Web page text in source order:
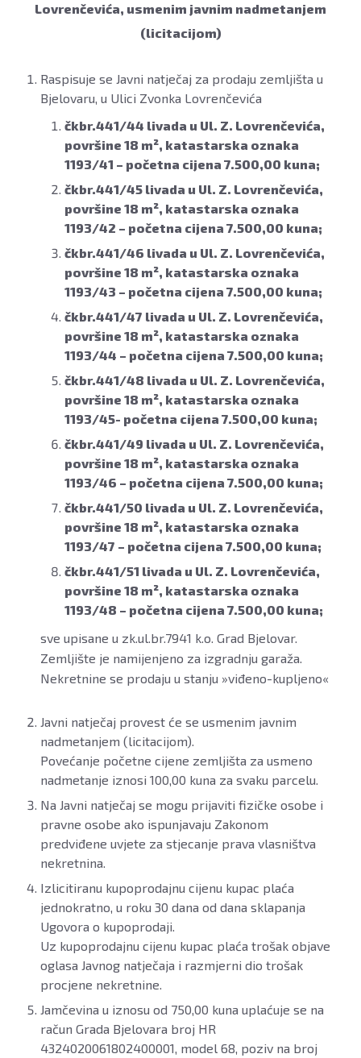
Lovrenčevića, usmenim javnim nadmetanjem
(licitacijom)
Raspisuje se Javni natječaj za prodaju zemljišta u
Bjelovaru, u Ulici Zvonka Lovrenčevića
čkbr.441/44 livada u Ul. Z. Lovrenčevića,
površine 18 m², katastarska oznaka
1193/41 – početna cijena 7.500,00 kuna;
čkbr.441/45 livada u Ul. Z. Lovrenčevića,
površine 18 m², katastarska oznaka
1193/42 – početna cijena 7.500,00 kuna;
čkbr.441/46 livada u Ul. Z. Lovrenčevića,
površine 18 m², katastarska oznaka
1193/43 – početna cijena 7.500,00 kuna;
čkbr.441/47 livada u Ul. Z. Lovrenčevića,
površine 18 m², katastarska oznaka
1193/44 – početna cijena 7.500,00 kuna;
čkbr.441/48 livada u Ul. Z. Lovrenčevića,
površine 18 m², katastarska oznaka
1193/45- početna cijena 7.500,00 kuna;
čkbr.441/49 livada u Ul. Z. Lovrenčevića,
površine 18 m², katastarska oznaka
1193/46 – početna cijena 7.500,00 kuna;
čkbr.441/50 livada u Ul. Z. Lovrenčevića,
površine 18 m², katastarska oznaka
1193/47 – početna cijena 7.500,00 kuna;
čkbr.441/51 livada u Ul. Z. Lovrenčevića,
površine 18 m², katastarska oznaka
1193/48 – početna cijena 7.500,00 kuna;
sve upisane u zk.ul.br.7941 k.o. Grad Bjelovar.
Zemljište je namijenjeno za izgradnju garaža.
Nekretnine se prodaju u stanju »viđeno-kupljeno«
Javni natječaj provest će se usmenim javnim
nadmetanjem (licitacijom).
Povećanje početne cijene zemljišta za usmeno
nadmetanje iznosi 100,00 kuna za svaku parcelu.
Na Javni natječaj se mogu prijaviti fizičke osobe i
pravne osobe ako ispunjavaju Zakonom
predviđene uvjete za stjecanje prava vlasništva
nekretnina.
Izlicitiranu kupoprodajnu cijenu kupac plaća
jednokratno, u roku 30 dana od dana sklapanja
Ugovora o kupoprodaji.
Uz kupoprodajnu cijenu kupac plaća trošak objave
oglasa Javnog natječaja i razmjerni dio trošak
procjene nekretnine.
Jamčevina u iznosu od 750,00 kuna uplaćuje se na
račun Grada Bjelovara broj HR
4324020061802400001, model 68, poziv na broj